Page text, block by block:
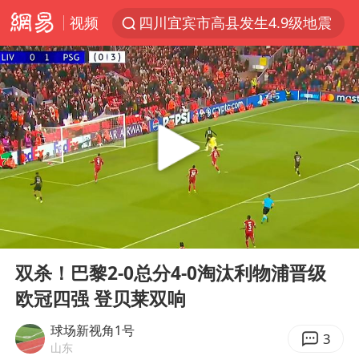
视频
四川宜宾市高县发生4.9级地震
王力宏演唱会黄牛带观众藏匿被查获
泰国校园枪击案死亡人数升至7人
佛山通报笔试前13被淘汰后5名进体检
陕西省委书记赶赴柞水县杏坪镇
女孩摆摊卖菌子时收到北大通知书
公司“上四休三”但要降薪1000元
改名后的“青海拉面”店
台风灿鸿未来对中国无影响
Play
00:00
双杀！巴黎2-0总分4-0淘汰利物浦晋级
欧冠四强 登贝莱双响
球场新视角1号
山东 3